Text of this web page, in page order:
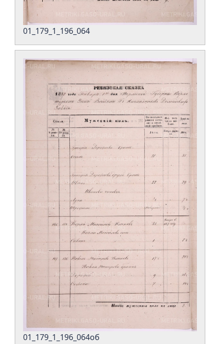
01_179_1_196_064
01_179_1_196_064об